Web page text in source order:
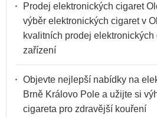
Prodej elektronických cigaret
výběr elektronických cigaret v
kvalitních prodej elektronických
zařízení
Objevte nejlepší nabídky na
Brně Královo Pole a užijte si
cigareta pro zdravější kouření